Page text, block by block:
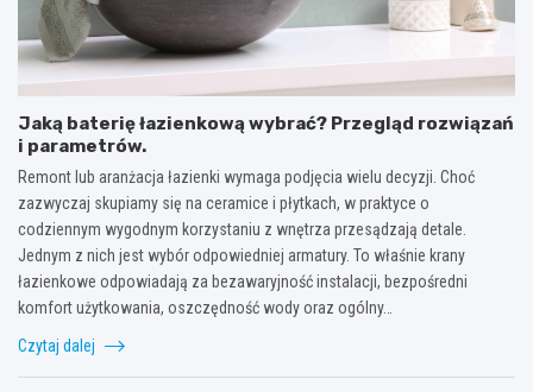
Jaką baterię łazienkową wybrać? Przegląd rozwiązań
i parametrów.
Remont lub aranżacja łazienki wymaga podjęcia wielu decyzji. Choć
zazwyczaj skupiamy się na ceramice i płytkach, w praktyce o
codziennym wygodnym korzystaniu z wnętrza przesądzają detale.
Jednym z nich jest wybór odpowiedniej armatury. To właśnie krany
łazienkowe odpowiadają za bezawaryjność instalacji, bezpośredni
komfort użytkowania, oszczędność wody oraz ogólny…
Czytaj dalej